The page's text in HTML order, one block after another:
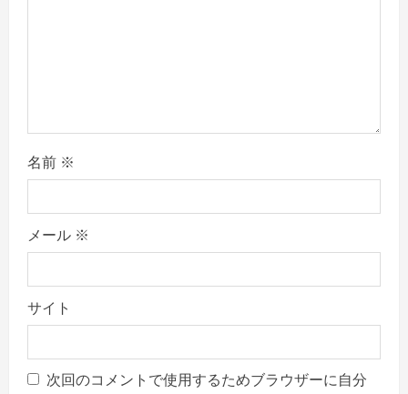
名前 ※
メール ※
サイト
次回のコメントで使用するためブラウザーに自分